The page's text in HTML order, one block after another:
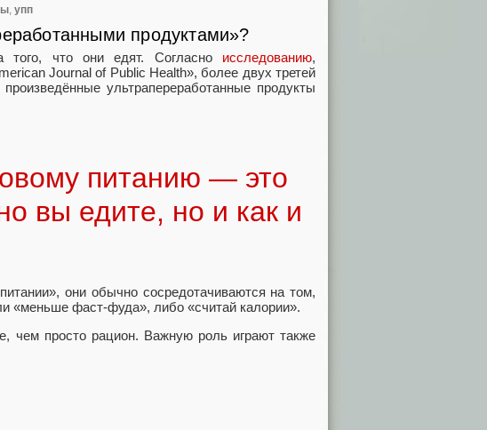
, упп
продуктами»?
того, что они едят. Согласно исследованию,
Journal of Public Health», более двух третей
ультрапереработанные продукты
питанию — это
вы едите, но и как и
они обычно сосредотачиваются на том,
«меньше фаст-фуда», либо «считай калории».
чем просто рацион. Важную роль играют также